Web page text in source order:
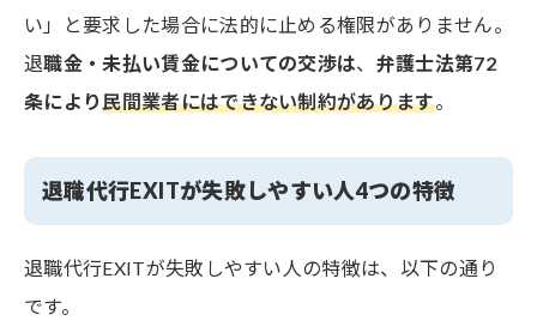
い」と要求した場合に法的に止める権限がありません。
退職金・未払い賃金についての交渉は、 弁護士法第72
条により民間業者にはできない制約があります。
退職代行EXITが失敗しやすい人4つの特徴
退職代行EXITが失敗しやすい人の特徴は、以下の通り
です。